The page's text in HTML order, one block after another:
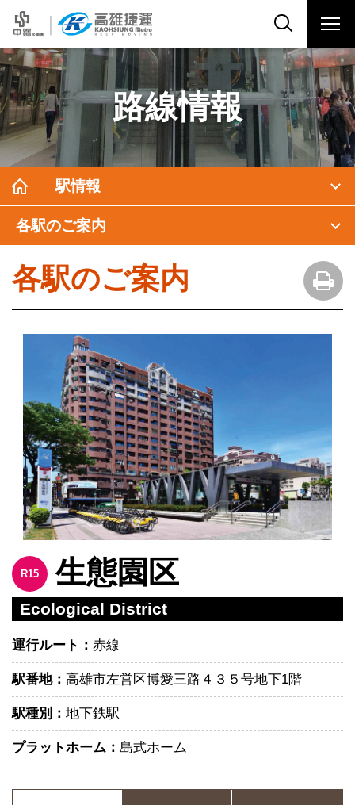
路線情報
駅情報
各駅のご案内
各駅のご案内
R15 生態園区
Ecological District
運行ルート： 赤線
駅番地： 高雄市左営区博愛三路４３５号地下1階
駅種別： 地下鉄駅
プラットホーム： 島式ホーム